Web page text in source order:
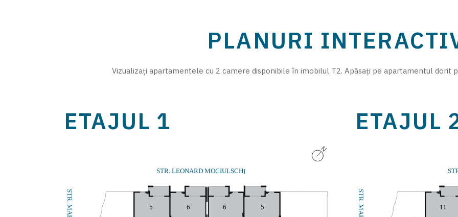
PLANURI
Vizualizați apartamentele cu 2 camere disponibile în imobilul T2. Apăsați pe apartamentul dorit
ETAJUL 1
STR. LEONARD MOCIULSCHI
6 5
5 6
ETAJUL
11